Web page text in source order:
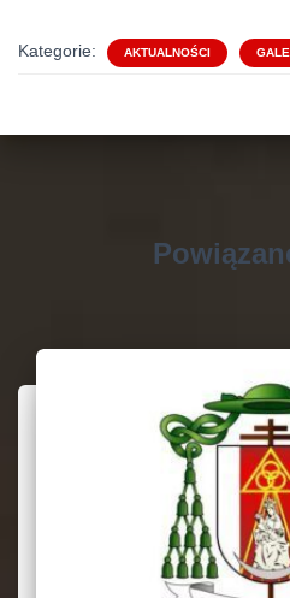
Kategorie: AKTUALNOŚCI